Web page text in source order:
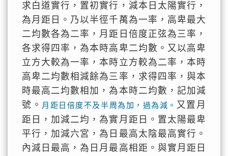
求白道實行，置初實行，減本日太陽實行，
為月距日。乃以半徑千萬為一率，高卑最大
二均數各為二率，月距日倍度正弦為三率，
各求得四率，為本時高卑二均數。又以高卑
立方大較為一率，本時立方較為二率，本時
高卑二均數相減餘為三率，求得四率，與本
時最高二均數相加，為本時二均數，記加減
號。 月距日倍度不及半周為加，過為減。 又置月
距日，加減二均，為實月距日。置太陽最卑
平行，加減六宮，為日最高太陰最高實行。
內減日最高，為日月最高相距。與實月距日